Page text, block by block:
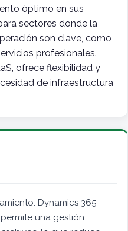
óptimo en sus
sectores donde la
son clave, como
profesionales.
ofrece flexibilidad y
de infraestructura
Dynamics 365
una gestión